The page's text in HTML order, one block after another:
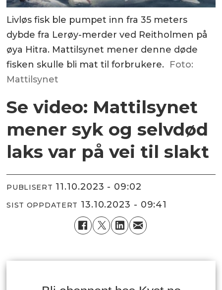
Livløs fisk ble pumpet inn fra 35 meters
dybde fra Lerøy-merder ved Reitholmen på
øya Hitra. Mattilsynet mener denne døde
fisken skulle bli mat til forbrukere. Foto:
Mattilsynet
Se video: Mattilsynet
mener syk og selvdød
laks var på vei til slakt
PUBLISERT 11.10.2023 - 09:02
SIST OPPDATERT 13.10.2023 - 09:41